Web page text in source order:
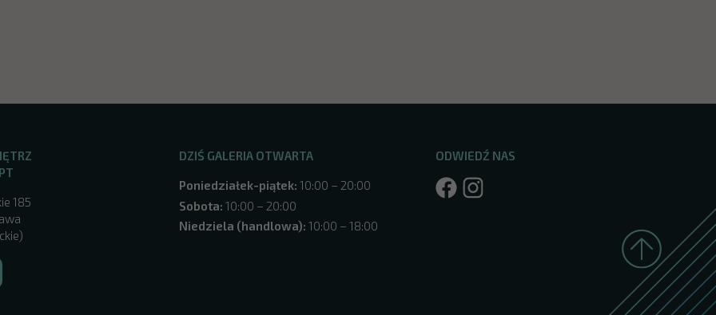
185
DZIŚ GALERIA OTWARTA
Poniedziałek-piątek: 10:00 – 20:00
Sobota: 10:00 – 20:00
Niedziela (handlowa): 10:00 – 18:00
ODWIEDŹ NAS